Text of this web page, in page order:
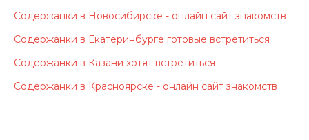
Содержанки в Калининграде возьмут на себя все
остальные, не менее важные, обязанности в
убираться, готовить, создавать уютную и комфортную
атмосферу, в которой мужчина сможет заряжаться
Содержанки в Новосибирске - онлайн сайт знакомств
Содержанки в Екатеринбурге готовые встретиться
Содержанки в Казани хотят встретиться
Содержанки в Красноярске - онлайн сайт знакомств